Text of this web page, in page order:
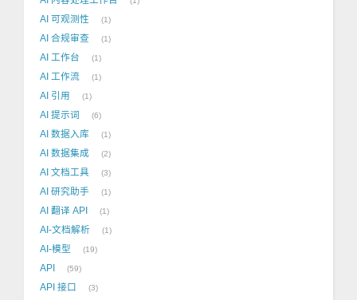
AI 可观测性 1
AI 合规审查 1
AI 工作台 1
AI 工作流 1
AI 引用 1
AI 提示词 6
AI 数据入库 1
AI 数据集成 2
AI 文档工具 3
AI 研究助手 1
AI 翻译 API 1
AI-文档解析 1
AI-模型 19
API 59
API 接口 3